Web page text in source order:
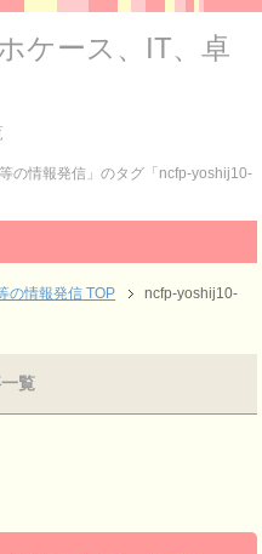
ケース、IT、卓
の情報発信」のタグ「ncfp-yoshij10-
の情報発信 TOP
ncfp-yoshij10-
覧